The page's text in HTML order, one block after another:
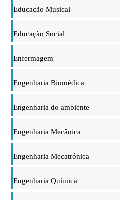
Educação Musical
Educação Social
Enfermagem
Engenharia Biomédica
Engenharia do ambiente
Engenharia Mecânica
Engenharia Mecatrónica
Engenharia Química